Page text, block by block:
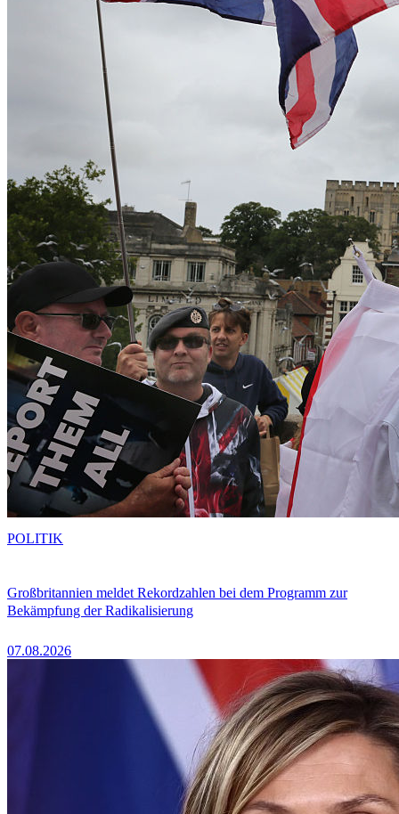
Großbritannien meldet Rekordzahlen bei dem Programm zur
Bekämpfung der Radikalisierung
07.08.2026
POLITIK